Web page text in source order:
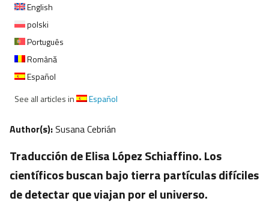
English
polski
Português
Română
Español
See all articles in
Español
Author(s):Susana Cebrián
Traducción de Elisa López Schiaffino. Los
científicos buscan bajo tierra partículas difíciles
de detectar que viajan por el universo.